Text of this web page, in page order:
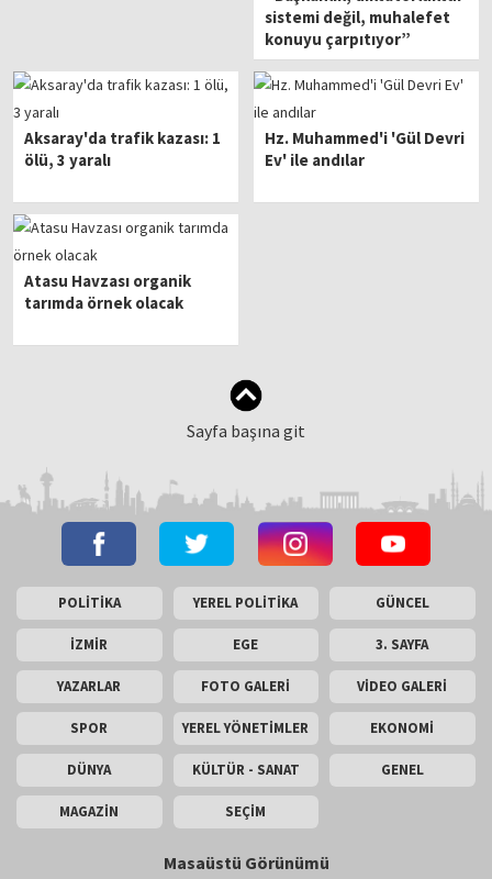
sistemi değil, muhalefet
konuyu çarpıtıyor”
Aksaray'da trafik kazası: 1
ölü, 3 yaralı
Hz. Muhammed'i 'Gül Devri
Ev' ile andılar
Atasu Havzası organik
tarımda örnek olacak
Sayfa başına git
POLİTİKA YEREL POLİTİKA GÜNCEL
İZMİR EGE 3. SAYFA
YAZARLAR FOTO GALERİ VİDEO GALERİ
SPOR YEREL YÖNETİMLER EKONOMİ
DÜNYA KÜLTÜR - SANAT GENEL
MAGAZİN SEÇİM
Masaüstü Görünümü